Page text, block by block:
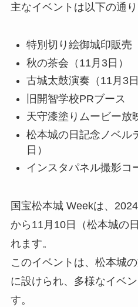
主なイベントは以下の通り
特別切り絵御城印販売
秋の茶会（11月3日）
古城太鼓演奏（11月3日
旧開智学校PRブース
天守漆塗りムービー放
松本城の日記念ノベル
日）
インスタパネル撮影コ
国宝松本城 Weekは、
から11月10日（松本城の
れます。
このイベントは、松本城
に設けられ、多様なイベ
す。